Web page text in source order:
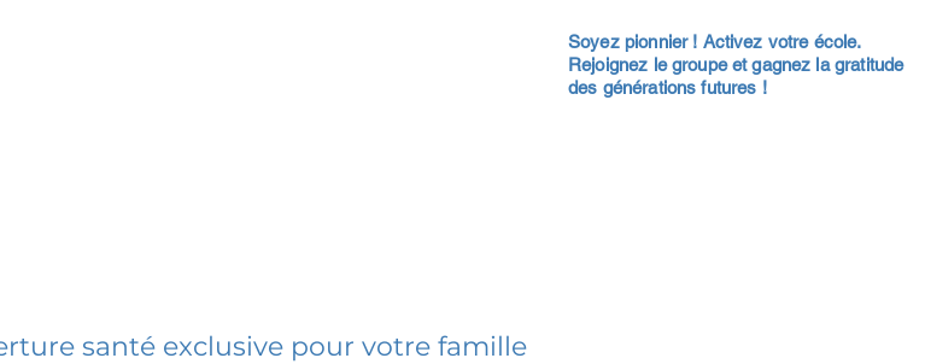
Soyez pionnier ! Activez votre école.
Rejoignez le groupe et gagnez la gratitude
des générations futures !
santé exclusive pour votre famille